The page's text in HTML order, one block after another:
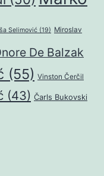
Selimović (19) Miroslav
De Balzak
(55) Vinston Čerčil
(43) Čarls Bukovski